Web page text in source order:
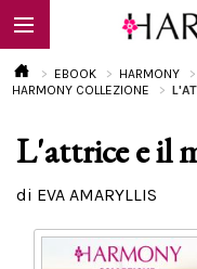
EBOOK
EBOOK HARMONY
HARMONY COLLEZIONE
L'attrice e il
di EVA AMARYLLIS